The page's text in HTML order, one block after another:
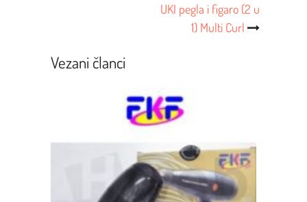
UKI pegla i figaro (2 u
1) Multi Curl
Vezani članci